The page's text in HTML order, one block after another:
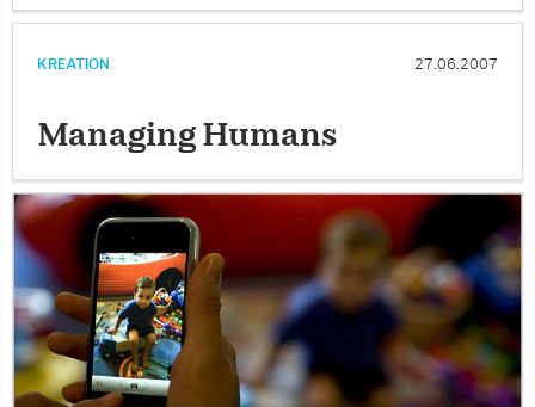
KREATION 27.06.2007
Managing Humans